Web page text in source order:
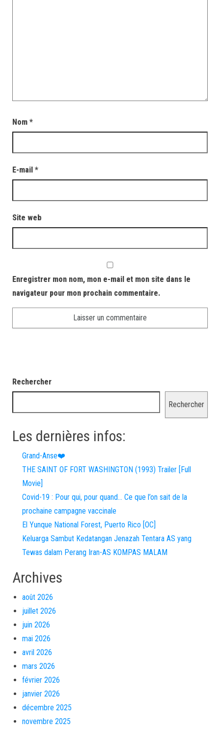
Nom *
E-mail *
Site web
Enregistrer mon nom, mon e-mail et mon site dans le
navigateur pour mon prochain commentaire.
Rechercher
Rechercher
Les dernières infos:
Grand-Anse❤️
THE SAINT OF FORT WASHINGTON (1993) Trailer [Full
Movie]
Covid-19 : Pour qui, pour quand… Ce que l’on sait de la
prochaine campagne vaccinale
El Yunque National Forest, Puerto Rico [OC]
Keluarga Sambut Kedatangan Jenazah Tentara AS yang
Tewas dalam Perang Iran-AS KOMPAS MALAM
Archives
août 2026
juillet 2026
juin 2026
mai 2026
avril 2026
mars 2026
février 2026
janvier 2026
décembre 2025
novembre 2025